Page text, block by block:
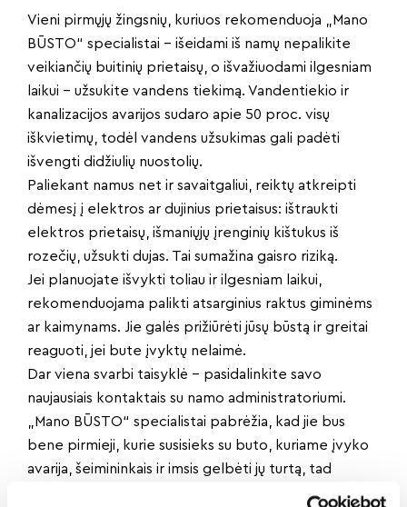
Vieni pirmųjų žingsnių, kuriuos rekomenduoja „Mano
BŪSTO“ specialistai – išeidami iš namų nepalikite
veikiančių buitinių prietaisų, o išvažiuodami ilgesniam
laikui – užsukite vandens tiekimą. Vandentiekio ir
kanalizacijos avarijos sudaro apie 50 proc. visų
iškvietimų, todėl vandens užsukimas gali padėti
išvengti didžiulių nuostolių.
Paliekant namus net ir savaitgaliui, reiktų atkreipti
dėmesį į elektros ar dujinius prietaisus: ištraukti
elektros prietaisų, išmaniųjų įrenginių kištukus iš
rozečių, užsukti dujas. Tai sumažina gaisro riziką.
Jei planuojate išvykti toliau ir ilgesniam laikui,
rekomenduojama palikti atsarginius raktus giminėms
ar kaimynams. Jie galės prižiūrėti jūsų būstą ir greitai
reaguoti, jei bute įvyktų nelaimė.
Dar viena svarbi taisyklė – pasidalinkite savo
naujausiais kontaktais su namo administratoriumi.
„Mano BŪSTO“ specialistai pabrėžia, kad jie bus
bene pirmieji, kurie susisieks su buto, kuriame įvyko
avarija, šeimininkais ir imsis gelbėti jų turtą, tad